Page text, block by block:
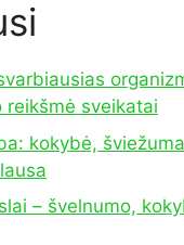
reikšmė sveikatai
kokybė,
– švelnumo,